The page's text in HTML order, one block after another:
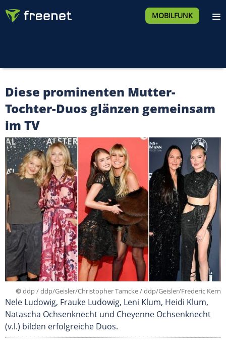
MOBILFUNK
Diese prominenten Mutter-
Tochter-Duos glänzen gemeinsam
im TV
©ddp / ddp/Geisler/Christopher Tamcke / ddp/Geisler/Frederic Kern
Nele Ludowig, Frauke Ludowig, Leni Klum, Heidi Klum,
Natascha Ochsenknecht und Cheyenne Ochsenknecht
(v.l.) bilden erfolgreiche Duos.